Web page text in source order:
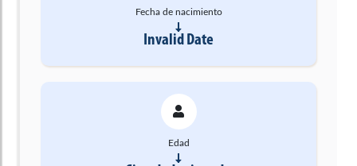
Fecha de nacimiento
Invalid Date
Edad